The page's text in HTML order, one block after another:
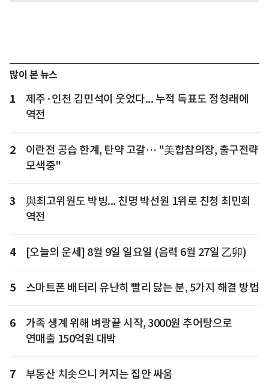
많이 본 뉴스
1
제주·인천 김민석이 웃었다... 누적 득표도 정청래에
역전
2
이란전 공습 한계, 탄약 고갈… "美합참의장, 출구전략
모색중"
3
與최고위원도 박빙... 친명 박선원 1위로 친청 최민희
역전
4 [오늘의 운세] 8월 9일 일요일 (음력 6월 27일 乙卯)
5 스마트폰 배터리 유난히 빨리 닳는 분, 5가지 해결 방법
6
가족 생계 위해 벼랑끝 시작, 3000원 추어탕으로
연매출 150억원 대박
7 부동산 치솟으니 커지는 집안 싸움